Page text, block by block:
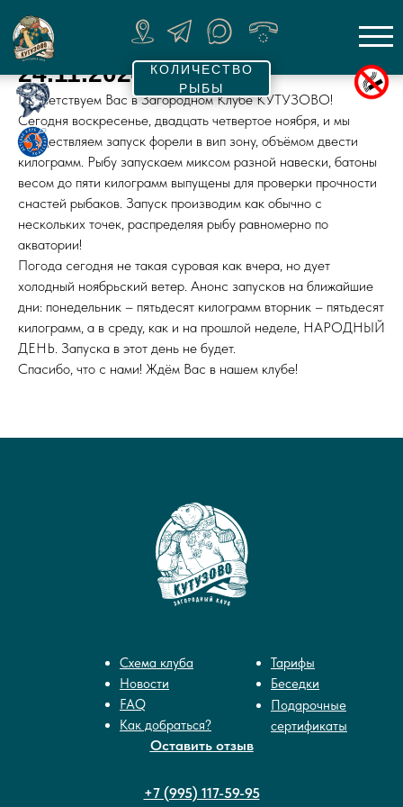
КОЛИЧЕСТВО
РЫБЫ
24.11.2024
Приветствуем Вас в Загородном Клубе КУТУЗОВО!
Сегодня воскресенье, двадцать четвертое ноября, и мы
осуществляем запуск форели в вип зону, объёмом двести
килограмм. Рыбу запускаем миксом разной навески, батоны
весом до пяти килограмм выпущены для проверки прочности
снастей рыбаков. Запуск производим как обычно с
нескольких точек, распределяя рыбу равномерно по
акватории!
Погода сегодня не такая суровая как вчера, но дует
холодный ноябрьский ветер. Анонс запусков на ближайшие
дни: понедельник – пятьдесят килограмм вторник – пятьдесят
килограмм, а в среду, как и на прошлой неделе, НАРОДНЫЙ
ДЕНЬ. Запуска в этот день не будет.
Спасибо, что с нами! Ждём Вас в нашем клубе!
Схема клуба
Новости
FAQ
Как добраться?
Тарифы
Беседки
Оставить отзыв
+7 (995) 117-59-95
Подарочные
сертификаты